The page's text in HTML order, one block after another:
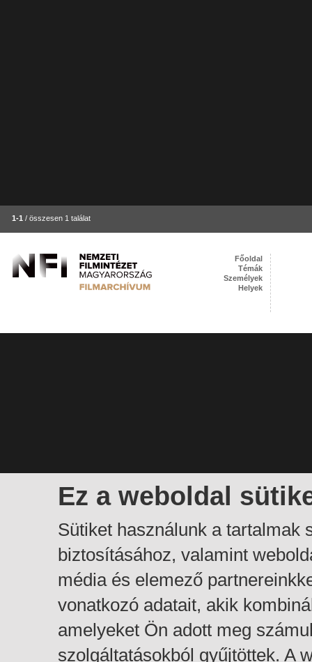
1-1 / összesen 1 találat
Ez a weboldal
Sütiket használunk a tartalmak
biztosításához, valamint
média és elemező
vonatkozó adatait, akik
amelyeket Ön adott meg
szolgáltatásokból gyűjtöttek. A
Főoldal
Témák
Személyek
Helyek